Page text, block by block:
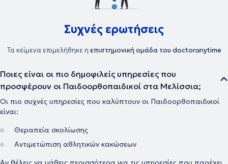
Συχνές ερωτήσεις
Τα κείμενα επιμελήθηκε η επιστημονική ομάδα του doctoranytime
Ποιες είναι οι πιο δημοφιλείς υπηρεσίες που
προσφέρουν οι Παιδοορθοπαιδικοί στα Μελίσσια;
Οι πιο συχνές υπηρεσίες που καλύπτουν οι Παιδοορθοπαιδικοί
είναι:
Θεραπεία σκολίωσης
Αντιμετώπιση αθλητικών κακώσεων